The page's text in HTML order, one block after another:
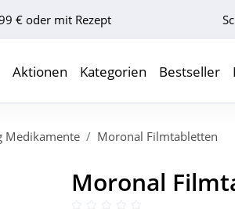
€ oder mit Rezept
Aktionen Kategorien Bestseller
Medikamente Moronal Filmtabletten
Moronal